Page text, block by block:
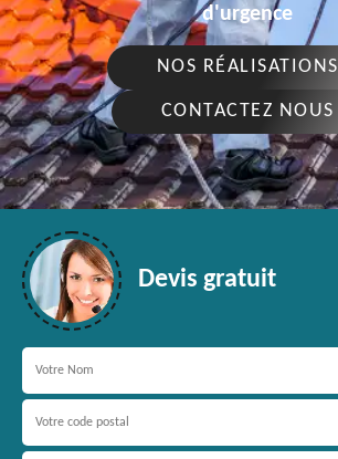
d'urgence
NOS RÉALISATIONS
CONTACTEZ NOUS
Devis gratuit